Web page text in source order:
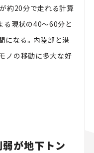
約20分で走れる計算
る現状の40～60分と
になる。内陸部と港
ノの移動に多大な好
が地下トン